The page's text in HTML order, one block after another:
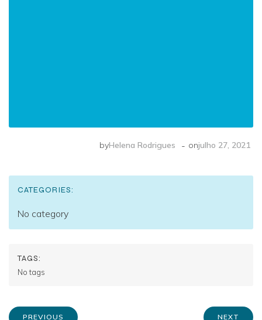
byHelena Rodrigues - onjulho 27, 2021
CATEGORIES:
No category
TAGS:
No tags
PREVIOUS NEXT